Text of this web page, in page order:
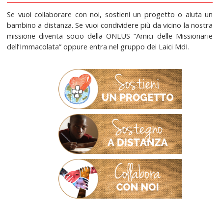
Se vuoi collaborare con noi, sostieni un progetto o aiuta un
bambino a distanza. Se vuoi condividere più da vicino la nostra
missione diventa socio della ONLUS “Amici delle Missionarie
dell’Immacolata” oppure entra nel gruppo dei Laici MdI.